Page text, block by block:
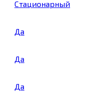
Стационарный
Да
Да
Да